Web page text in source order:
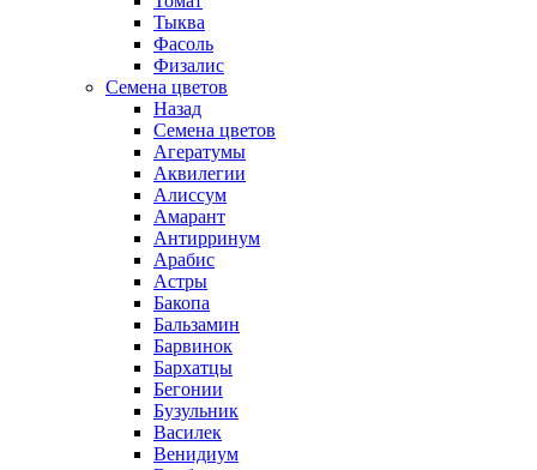
Тыква
Фасоль
Физалис
Семена цветов
Назад
Семена цветов
Агератумы
Аквилегии
Алиссум
Амарант
Антирринум
Арабис
Астры
Бакопа
Бальзамин
Барвинок
Бархатцы
Бегонии
Бузульник
Василек
Венидиум